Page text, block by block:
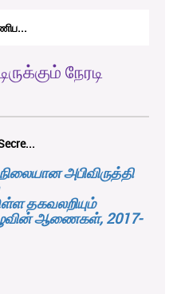
நேரடி
அபிவிருத்தி
தகவலறியும்
ஆணைகள், 2017-